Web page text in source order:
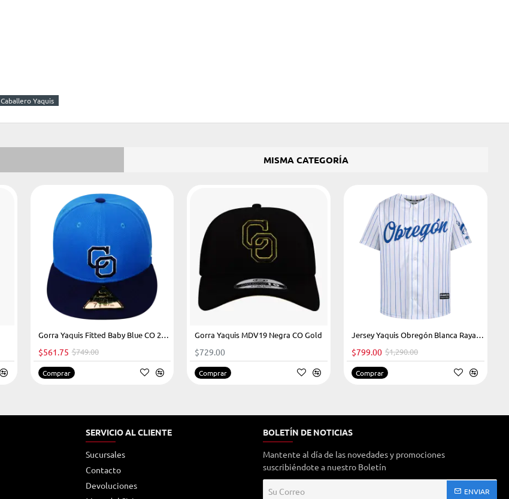
Caballero Yaquis
MISMA CATEGORÍA
-25%Gorra Yaquis Fitted Baby Blue CO 23-24
$561.75 $749.00
Comprar
Gorra Yaquis MDV19 Negra CO Gold
$729.00
Comprar
HOTJersey Yaquis Obregón Blanca Rayada Caballero 22-23
$799.00 $1,290.00
Comprar
SERVICIO AL CLIENTE
Sucursales
Contacto
Devoluciones
BOLETÍN DE NOTICIAS
Mantente al día de las novedades y promociones
suscribiéndote a nuestro Boletín
ENVIAR